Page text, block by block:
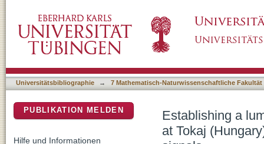
comparison of quartz OSL and polymineral
Universitätsbibliographie → 7 Mathematisch-Naturwissenschaftliche Fakultät
Establishing a
at Tokaj
PUBLIKATION MELDEN
Hilfe und Informationen